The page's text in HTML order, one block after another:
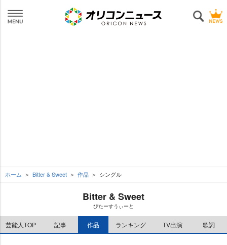
ホーム Bitter & Sweet 作品 シングル
Bitter & Sweet
びたーすうぃーと
芸能人TOP 記事 作品 ランキング TV出演 歌詞